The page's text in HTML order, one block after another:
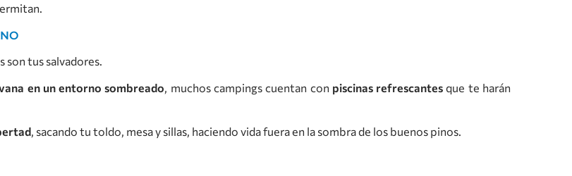
son tus salvadores.
en un entorno sombreado, muchos campings cuentan con piscinas refrescantes que te harán
, sacando tu toldo, mesa y sillas, haciendo vida fuera en la sombra de los buenos pinos.